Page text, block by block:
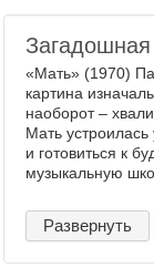
Загадошная
«Мать» (1970)
картина
наоборот –
Мать
и готовиться к
музыкальную
Развернуть